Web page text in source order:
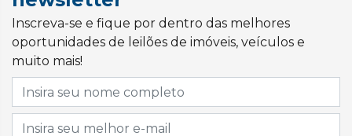
Inscreva-se e fique por dentro das melhores
oportunidades de leilões de imóveis, veículos e
muito mais!